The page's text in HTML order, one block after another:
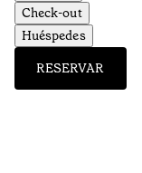
Check-out
Huéspedes
RESERVAR